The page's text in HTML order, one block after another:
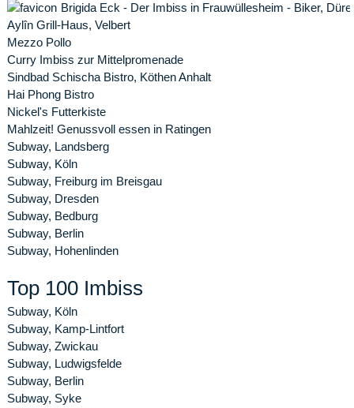
Brigida Eck - Der Imbiss in Frauwüllesheim - Biker,
Aylîn Grill-Haus, Velbert
Mezzo Pollo
Curry Imbiss zur Mittelpromenade
Sindbad Schischa Bistro, Köthen Anhalt
Hai Phong Bistro
Nickel's Futterkiste
Mahlzeit! Genussvoll essen in Ratingen
Subway, Landsberg
Subway, Köln
Subway, Freiburg im Breisgau
Subway, Dresden
Subway, Bedburg
Subway, Berlin
Subway, Hohenlinden
Top 100 Imbiss
Subway, Köln
Subway, Kamp-Lintfort
Subway, Zwickau
Subway, Ludwigsfelde
Subway, Berlin
Subway, Syke